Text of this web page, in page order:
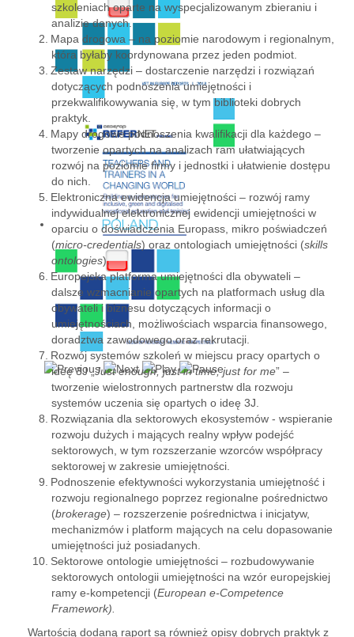
szkoleniach oparte na wyspecjalizowanym zbieraniu i
analizie danych.
Mapa drogowa – na poziomie narodowym i regionalnym,
która byłaby koordynowana przez jeden podmiot.
Zestaw narzędzi – dostarczenie narzędzi i rozwiązań
dotyczących podnoszenia umiejętności i
przekwalifikowywania się, w tym biblioteki dobrych
praktyk.
Mapy drogowe podnoszenia kwalifikacji dla każdego –
tworzenie opartych na analizach ram ułatwiających
rozwój na poziomie firmy i jednostki i ułatwienie dostępu
do nich.
Elektroniczna ewidencja umiejętności – rozwój ramy
indywidualnej elektronicznej ewidencji umiejętności w
oparciu o doświadczenia Europass, mikro poświadczeń
(micro-credentials) oraz ontologiach umiejętności (skills
ontologies).
Europejska platforma umiejętności dla obywateli –
dalsze wzmacnianie opartych na platformach usług dla
obywateli i biznesu dotyczących informacji o
umiejętnościach, możliwościach wsparcia finansowego,
doradztwa zawodowego oraz rekrutacji.
Rozwój systemów szkoleń w miejscu pracy opartych o
ideę 3J „Just enough, just in time, just for me” –
tworzenie wielostronnych partnerstw dla rozwoju
systemów uczenia się opartych o ideę 3J.
Rozwiązania dla sektorowych ekosystemów - wspieranie
rozwoju dużych i mających realny wpływ podejść
sektorowych, w tym rozszerzanie wzorców współpracy
sektorowej w zakresie umiejętności.
Podnoszenie efektywności wykorzystania umiejętność i
rozwoju regionalnego poprzez regionalne pośrednictwo
(brokerage) – rozszerzenie pośrednictwa i inicjatyw,
mechanizmów i platform mających na celu dopasowanie
umiejętności już posiadanych.
Sektorowe ontologie umiejętności – rozbudowywanie
sektorowych ontologii umiejętności na wzór europejskiej
ramy e-kompetencji (European e-Competence
Framework).
Wartością dodaną raport są również opisy dobrych praktyk z